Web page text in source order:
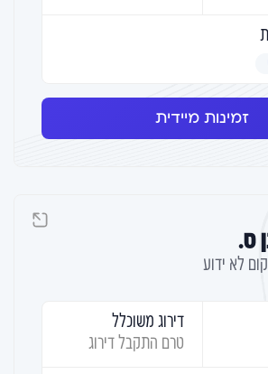
זמינות מיידית
ס.
לא ידוע
דירוג משוכלל
טרם התקבל דירוג